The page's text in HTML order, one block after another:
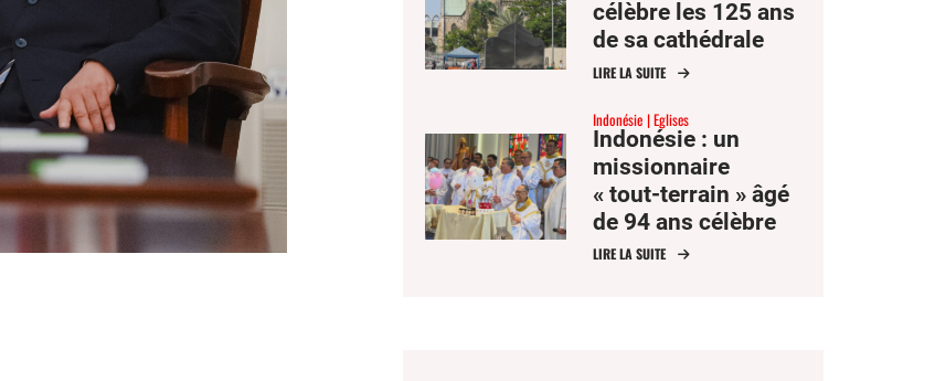
célèbre les 125 ans
de sa cathédrale
LIRE LA SUITE
Indonésie Eglises
Indonésie : un
missionnaire
« tout-terrain » âgé
de 94 ans célèbre
ses 62 ans de
LIRE LA SUITE